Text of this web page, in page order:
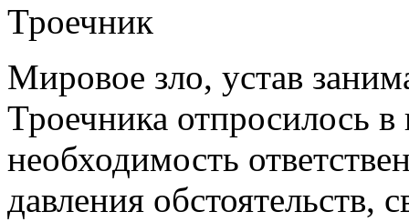
Троечник
Мировое зло, устав
Троечника отпросилось
необходимость
давления обстоятельств,